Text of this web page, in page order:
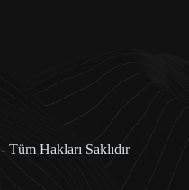
- Tüm Hakları Saklıdır